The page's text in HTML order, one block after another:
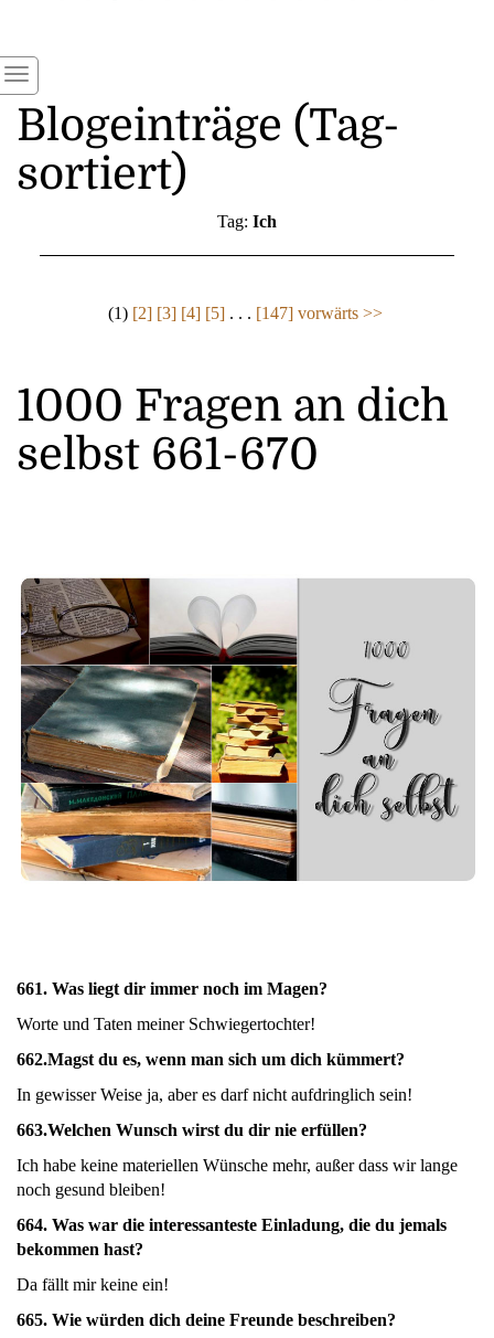
Blogeinträge (Tag-
sortiert)
Tag: Ich
(1) [2] [3] [4] [5] . . . [147] vorwärts >>
1000 Fragen an dich
selbst 661-670
661. Was liegt dir immer noch im Magen?
Worte und Taten meiner Schwiegertochter!
662.Magst du es, wenn man sich um dich kümmert?
In gewisser Weise ja, aber es darf nicht aufdringlich sein!
663.Welchen Wunsch wirst du dir nie erfüllen?
Ich habe keine materiellen Wünsche mehr, außer dass wir lange
noch gesund bleiben!
664. Was war die interessanteste Einladung, die du jemals
bekommen hast?
Da fällt mir keine ein!
665. Wie würden dich deine Freunde beschreiben?